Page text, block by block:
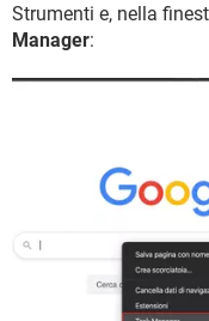
Strumenti e, nella
Manager: